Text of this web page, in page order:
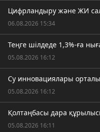
Цифрландыру және ЖИ
06.08.2026 15:34
Теңге шілдеде 1,3%-ға
05.08.2026 16:12
Су инновациялары
05.08.2026 16:12
Қолтаңбасы дара
05.08.2026 16:11